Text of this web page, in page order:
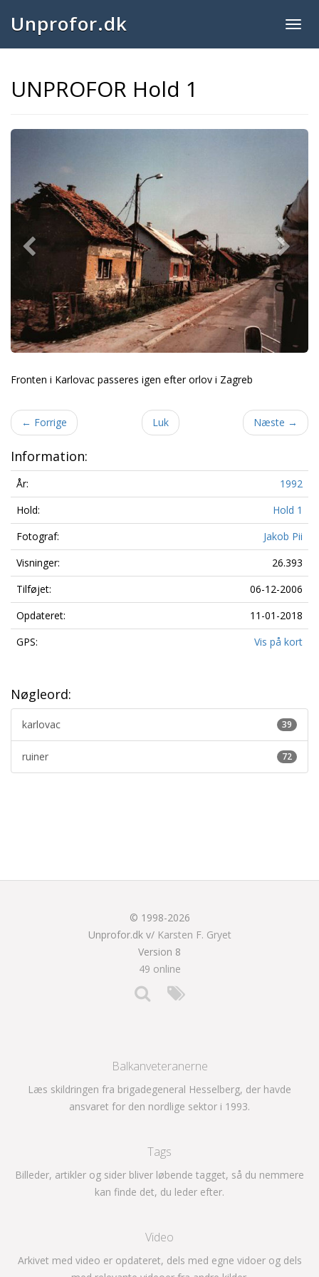
Unprofor.dk
UNPROFOR Hold 1
Previous
Fronten i Karlovac passeres igen efter orlov i Zagreb
← Forrige Luk Næste →
Information:
År:
1992
Hold:
Hold 1
Fotograf:
Jakob Pii
Visninger:
26.393
Tilføjet:
06-12-2006
Opdateret:
11-01-2018
GPS:
Vis på kort
Nøgleord:
39
karlovac
72
ruiner
© 1998-2026
Unprofor.dk v/ Karsten F. Gryet
Version 8
49 online
Balkanveteranerne
Læs skildringen fra brigadegeneral Hesselberg, der havde
ansvaret for den nordlige sektor i 1993.
Tags
Billeder, artikler og sider bliver løbende tagget, så du nemmere
kan finde det, du leder efter.
Video
Arkivet med video er opdateret, dels med egne vidoer og dels